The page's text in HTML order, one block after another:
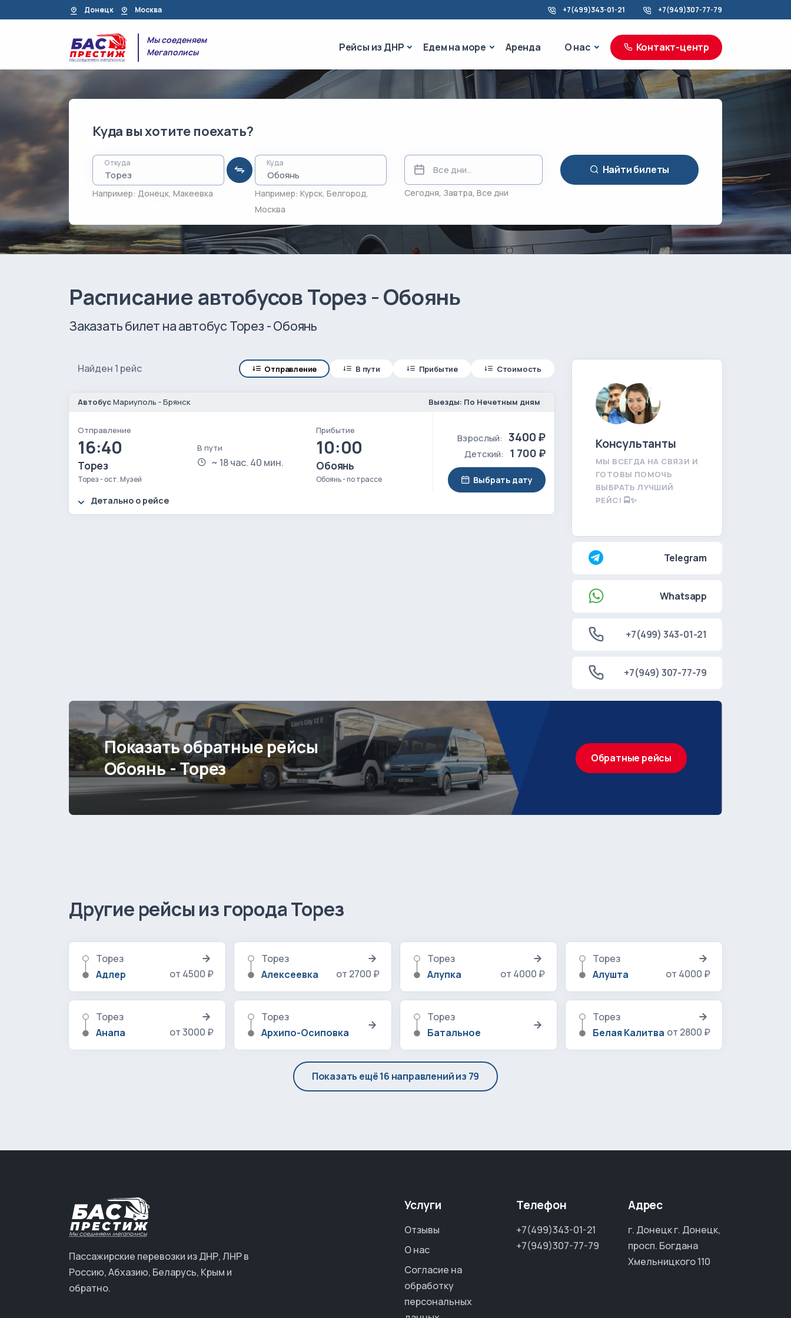
Донецк Москва +7(499)343-01-21 +7(949)307-77-79
Мы соеденяем
Мегаполисы
Рейсы из ДНРРейсы из ДНР
Едем на мореЕдем на море
Аренда О насО нас Контакт-центр
Куда вы хотите поехать?
Откуда
Например: Донецк, Макеевка
Куда
Например: Курск, Белгород,
Москва
Сегодня, Завтра, Все дни
Найти билеты
Расписание автобусов Торез - Обоянь
Заказать билет на автобус Торез - Обоянь
Найден 1 рейс Отправление В пути Прибытие Стоимость
АвтобусМариуполь - Брянск Выезды: По Нечетным дням
Отправление
16:40
Торез
Торез - ост. Музей
В пути
~ 18 час. 40 мин.
Прибытие
10:00
Обоянь
Обоянь - по трассе
Взрослый: 3400 ₽
Детский: 1 700 ₽
Выбрать дату
Детально о рейсе
Консультанты
МЫ ВСЕГДА НА СВЯЗИ И
ГОТОВЫ ПОМОЧЬ
ВЫБРАТЬ ЛУЧШИЙ
РЕЙС! 🚍✨
Telegram
Whatsapp
+7(499) 343-01-21
+7(949) 307-77-79
Показать обратные рейсы
Обоянь - Торез
Обратные рейсы
Другие рейсы из города Торез
Торез
Адлер
от 4500 ₽
Торез
Алексеевка
от 2700 ₽
Торез
Алупка
от 4000 ₽
Торез
Алушта
от 4000 ₽
Торез
Анапа
от 3000 ₽
Торез
Архипо-Осиповка
Торез
Батальное
Торез
Белая Калитва от 2800 ₽
Показать ещё 16 направлений из 79
Пассажирские перевозки из ДНР, ЛНР в
Россию, Абхазию, Беларусь, Крым и
обратно.
Услуги
Отзывы
О нас
Согласие на
обработку
персональных
Телефон
+7(499)343-01-21
+7(949)307-77-79
Адрес
г. Донецк г. Донецк,
просп. Богдана
Хмельницкого 110